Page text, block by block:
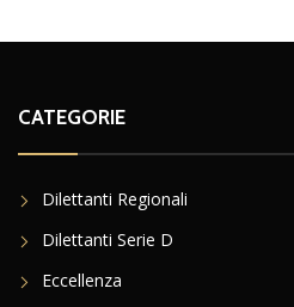
CATEGORIE
Dilettanti Regionali
Dilettanti Serie D
Eccellenza